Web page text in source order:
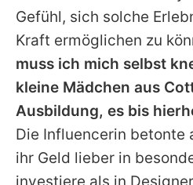
Gefühl, sich solche
Kraft ermöglichen zu
muss ich mich selbst
kleine Mädchen aus
Ausbildung, es bis
Die Influencerin betonte
ihr Geld lieber in
investiere als in